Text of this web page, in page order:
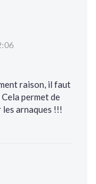
raison, il faut
permet de
arnaques !!!